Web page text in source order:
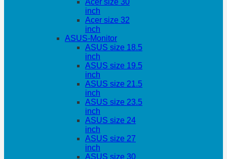
Acer size 30
inch
Acer size 32
inch
ASUS-Monitor
ASUS size 18.5
inch
ASUS size 19.5
inch
ASUS size 21.5
inch
ASUS size 23.5
inch
ASUS size 24
inch
ASUS size 27
inch
ASUS size 30